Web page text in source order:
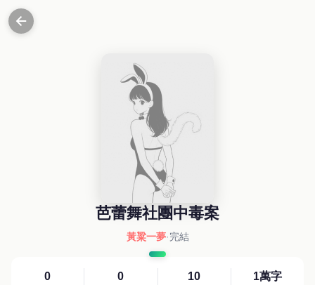
芭蕾舞社團中毒案
黃粱一夢·完結
0 0 10 1萬字